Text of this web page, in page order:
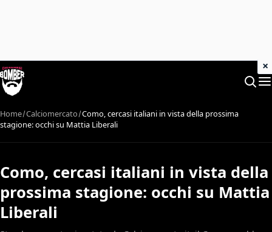
Home Calciomercato Como, cercasi italiani in vista della prossima
stagione: occhi su Mattia Liberali
Como, cercasi italiani in vista della
prossima stagione: occhi su Mattia
Liberali
×